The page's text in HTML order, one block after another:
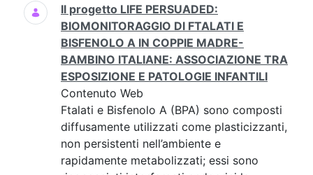
Il progetto LIFE PERSUADED:
BIOMONITORAGGIO DI FTALATI E
BISFENOLO A IN COPPIE MADRE-
BAMBINO ITALIANE: ASSOCIAZIONE TRA
ESPOSIZIONE E PATOLOGIE INFANTILI
Contenuto Web
Ftalati e Bisfenolo A (BPA) sono composti
diffusamente utilizzati come plasticizzanti,
non persistenti nell’ambiente e
rapidamente metabolizzati; essi sono